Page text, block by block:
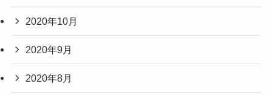
2020年10月
2020年9月
2020年8月